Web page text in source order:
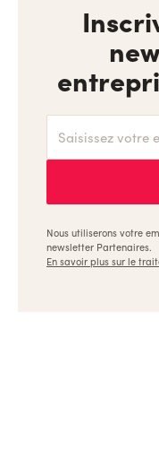
Nous utiliserons votre
newsletter Partenaires.
En savoir plus sur le